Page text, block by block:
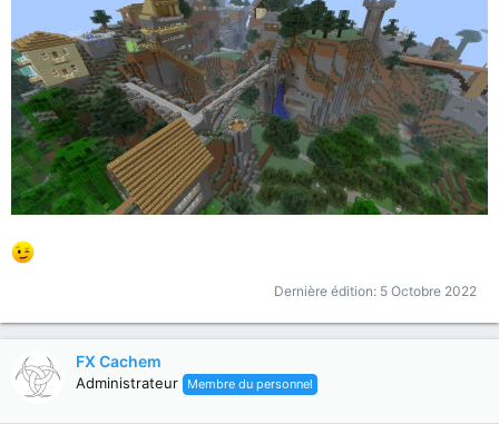
Dernière édition: 5 Octobre 2022
FX Cachem
Administrateur Membre du personnel